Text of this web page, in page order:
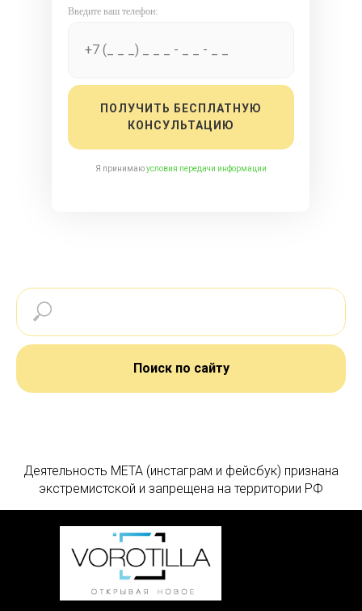
Я принимаюусловия передачи информации
ПОЛУЧИТЬ БЕСПЛАТНУЮ
КОНСУЛЬТАЦИЮ
Введите ваш телефон:
Поиск по сайту
Деятельность МЕТА (инстаграм и фейсбук) признана
экстремистской и запрещена на территории РФ